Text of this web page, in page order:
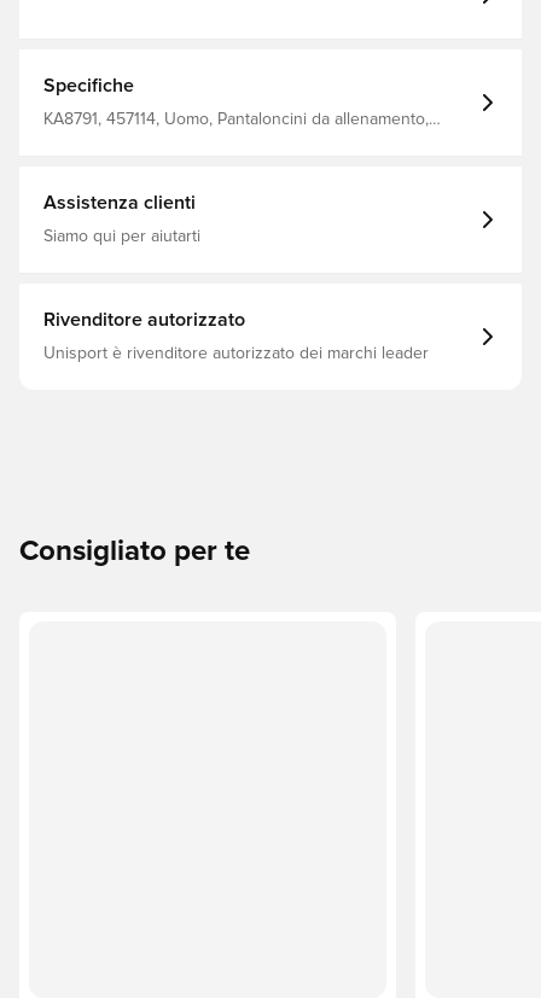
Specifiche
KA8791, 457114, Uomo, Pantaloncini da allenamento,
Assistenza clienti
Siamo qui per aiutarti
Rivenditore autorizzato
Unisport è rivenditore autorizzato dei marchi leader
Consigliato per te